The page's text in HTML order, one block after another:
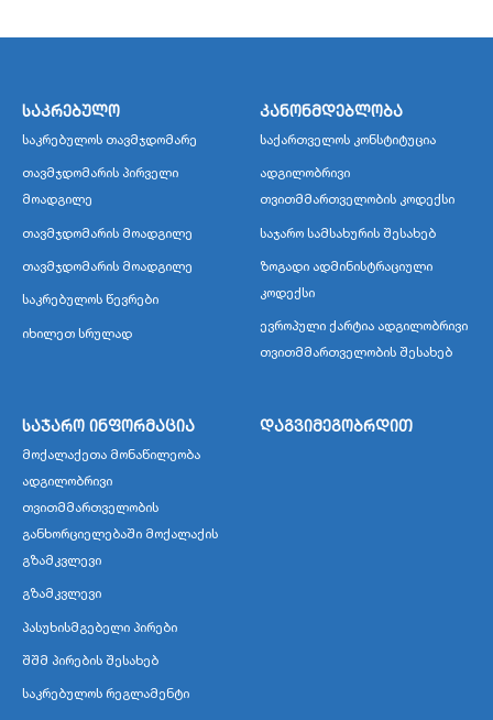
საკრებულო
საკრებულოს თავმჯდომარე
თავმჯდომარის პირველი
მოადგილე
თავმჯდომარის მოადგილე
თავმჯდომარის მოადგილე
საკრებულოს წევრები
იხილეთ სრულად
კანონმდებლობა
საქართველოს კონსტიტუცია
ადგილობრივი
თვითმმართველობის კოდექსი
საჯარო სამსახურის შესახებ
ზოგადი ადმინისტრაციული
კოდექსი
ევროპული ქარტია ადგილობრივი
თვითმმართველობის შესახებ
საჯარო ინფორმაცია
მოქალაქეთა მონაწილეობა
ადგილობრივი
თვითმმართველობის
განხორციელებაში მოქალაქის
გზამკვლევი
გზამკვლევი
პასუხისმგებელი პირები
შშმ პირების შესახებ
საკრებულოს რეგლამენტი
დაგვიმეგობრდით